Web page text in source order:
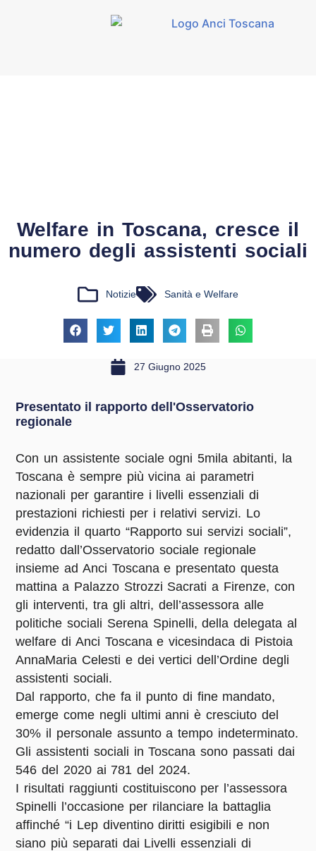
Welfare in Toscana, cresce il
numero degli assistenti sociali
Notizie Sanità e Welfare
27 Giugno 2025
Presentato il rapporto dell'Osservatorio
regionale
Con un assistente sociale ogni 5mila abitanti, la
Toscana è sempre più vicina ai parametri
nazionali per garantire i livelli essenziali di
prestazioni richiesti per i relativi servizi. Lo
evidenzia il quarto “Rapporto sui servizi sociali”,
redatto dall’Osservatorio sociale regionale
insieme ad Anci Toscana e presentato questa
mattina a Palazzo Strozzi Sacrati a Firenze, con
gli interventi, tra gli altri, dell’assessora alle
politiche sociali Serena Spinelli, della delegata al
welfare di Anci Toscana e vicesindaca di Pistoia
AnnaMaria Celesti e dei vertici dell’Ordine degli
assistenti sociali.
Dal rapporto, che fa il punto di fine mandato,
emerge come negli ultimi anni è cresciuto del
30% il personale assunto a tempo indeterminato.
Gli assistenti sociali in Toscana sono passati dai
546 del 2020 ai 781 del 2024.
I risultati raggiunti costituiscono per l’assessora
Spinelli l’occasione per rilanciare la battaglia
affinché “i Lep diventino diritti esigibili e non
siano più separati dai Livelli essenziali di